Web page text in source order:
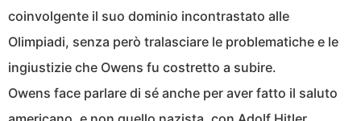
coinvolgente il suo dominio incontrastato alle
Olimpiadi, senza però tralasciare le problematiche e le
ingiustizie che Owens fu costretto a subire.
Owens face parlare di sé anche per aver fatto il saluto